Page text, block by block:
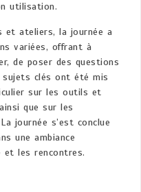
utilisation.
et ateliers, la journée a
variées, offrant à
de poser des questions
clés ont été mis
sur les outils et
que sur les
journée s’est conclue
une ambiance
et les rencontres.